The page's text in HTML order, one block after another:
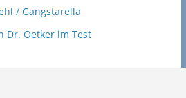
/ Gangstarella
Dr. Oetker im Test